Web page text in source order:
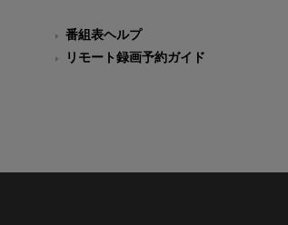
番組表ヘルプ
リモート録画予約ガイド